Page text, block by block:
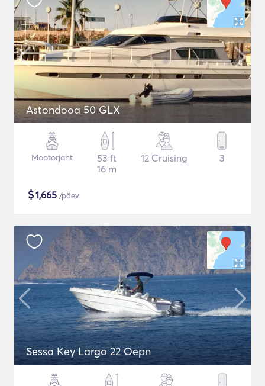
Astondooa 50 GLX
Mootorjaht
53 ft
16 m
12 Cruising 3
$1,665 /päev
Sessa Key Largo 22 Oepn